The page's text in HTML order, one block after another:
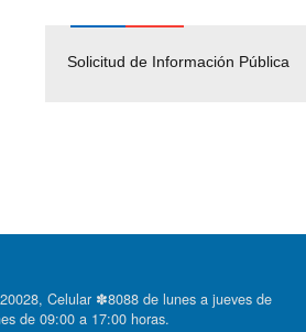
Solicitud de Información Pública
Proveedores
Empleos
Celular ✽8088 de lunes a jueves de
de 09:00 a 17:00 horas.